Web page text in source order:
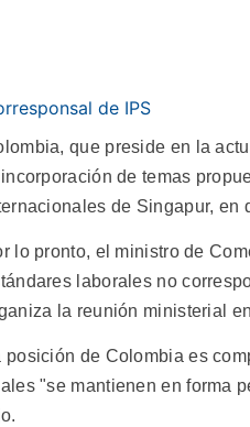
de IPS
que preside en la
incorporación de temas
de Singapur, en
lo pronto, el ministro de
laborales no
la reunión ministerial
posición de Colombia es
"se mantienen en forma